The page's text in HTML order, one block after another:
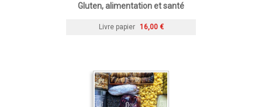
Gluten, alimentation et santé
Livre papier 16,00 €